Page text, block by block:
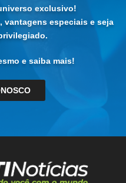
exclusivo!
vantagens especiais e seja
e saiba mais!